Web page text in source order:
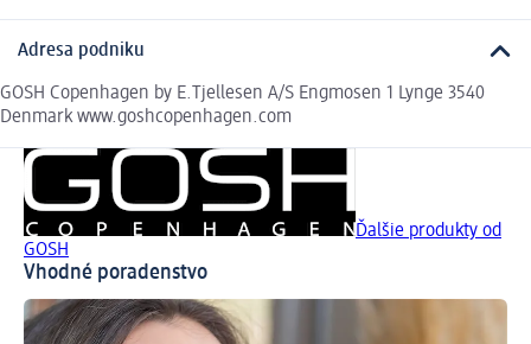
Adresa podniku
GOSH Copenhagen by E.Tjellesen A/S Engmosen 1 Lynge 3540
Denmark www.goshcopenhagen.com
Ďalšie produkty od
GOSH
Vhodné poradenstvo